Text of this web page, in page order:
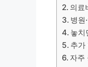
의료
병원
놓치
추가
자주